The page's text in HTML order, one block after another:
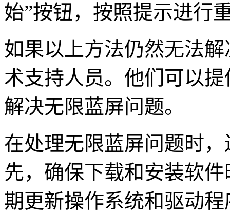
始”按钮，按照提示进行
如果以上方法仍然无法
术支持人员。他们可以
解决无限蓝屏问题。
在处理无限蓝屏问题时
先，确保下载和安装软
期更新操作系统和驱动